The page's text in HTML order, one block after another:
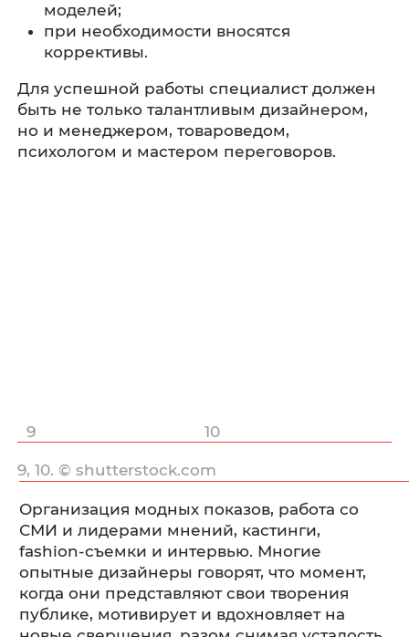
моделей;
при необходимости вносятся
коррективы.
Для успешной работы специалист должен
быть не только талантливым дизайнером,
но и менеджером, товароведом,
психологом и мастером переговоров.
9 10
Организация модных показов, работа со
СМИ и лидерами мнений, кастинги,
fashion-съемки и интервью. Многие
опытные дизайнеры говорят, что момент,
когда они представляют свои творения
публике, мотивирует и вдохновляет на
9, 10. © shutterstock.com